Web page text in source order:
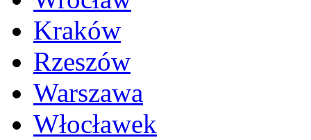
Kraków
Rzeszów
Warszawa
Włocławek